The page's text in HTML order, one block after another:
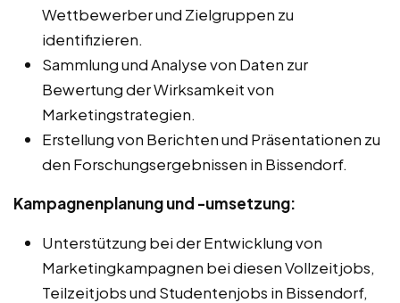
Wettbewerber und Zielgruppen zu
identifizieren.
Sammlung und Analyse von Daten zur
Bewertung der Wirksamkeit von
Marketingstrategien.
Erstellung von Berichten und Präsentationen zu
den Forschungsergebnissen in Bissendorf.
Kampagnenplanung und -umsetzung:
Unterstützung bei der Entwicklung von
Marketingkampagnen bei diesen Vollzeitjobs,
Teilzeitjobs und Studentenjobs in Bissendorf,